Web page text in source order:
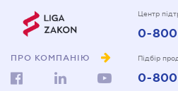
ПРО КОМПАНІЮ
Центр
0-
Підбір
0-